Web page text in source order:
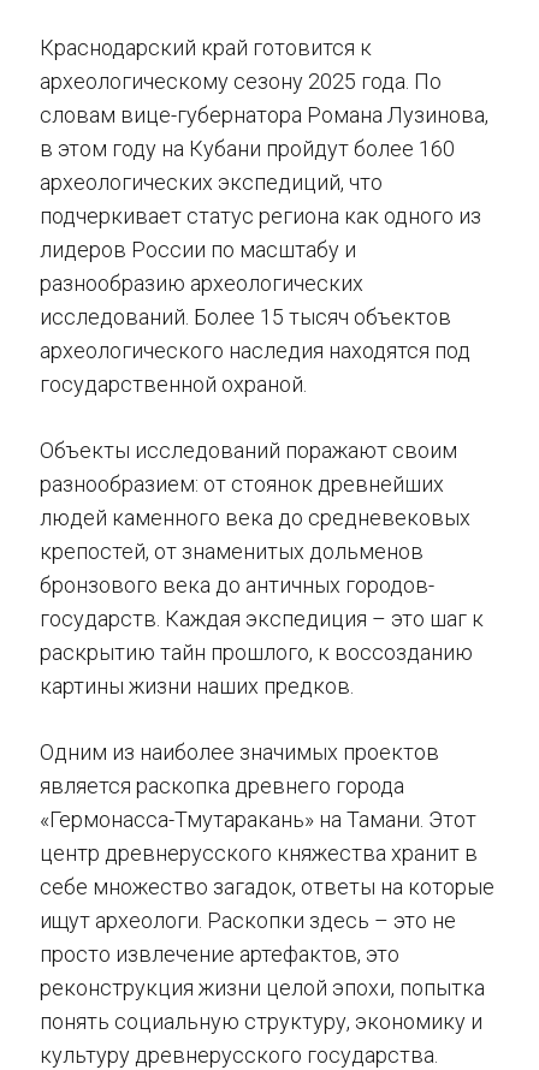
Краснодарский край готовится к
археологическому сезону 2025 года. По
словам вице-губернатора Романа Лузинова,
в этом году на Кубани пройдут более 160
археологических экспедиций, что
подчеркивает статус региона как одного из
лидеров России по масштабу и
разнообразию археологических
исследований. Более 15 тысяч объектов
археологического наследия находятся под
государственной охраной.
Объекты исследований поражают своим
разнообразием: от стоянок древнейших
людей каменного века до средневековых
крепостей, от знаменитых дольменов
бронзового века до античных городов-
государств. Каждая экспедиция – это шаг к
раскрытию тайн прошлого, к воссозданию
картины жизни наших предков.
Одним из наиболее значимых проектов
является раскопка древнего города
«Гермонасса-Тмутаракань» на Тамани. Этот
центр древнерусского княжества хранит в
себе множество загадок, ответы на которые
ищут археологи. Раскопки здесь – это не
просто извлечение артефактов, это
реконструкция жизни целой эпохи, попытка
понять социальную структуру, экономику и
культуру древнерусского государства.